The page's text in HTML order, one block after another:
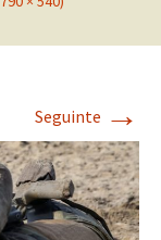
Seguinte →